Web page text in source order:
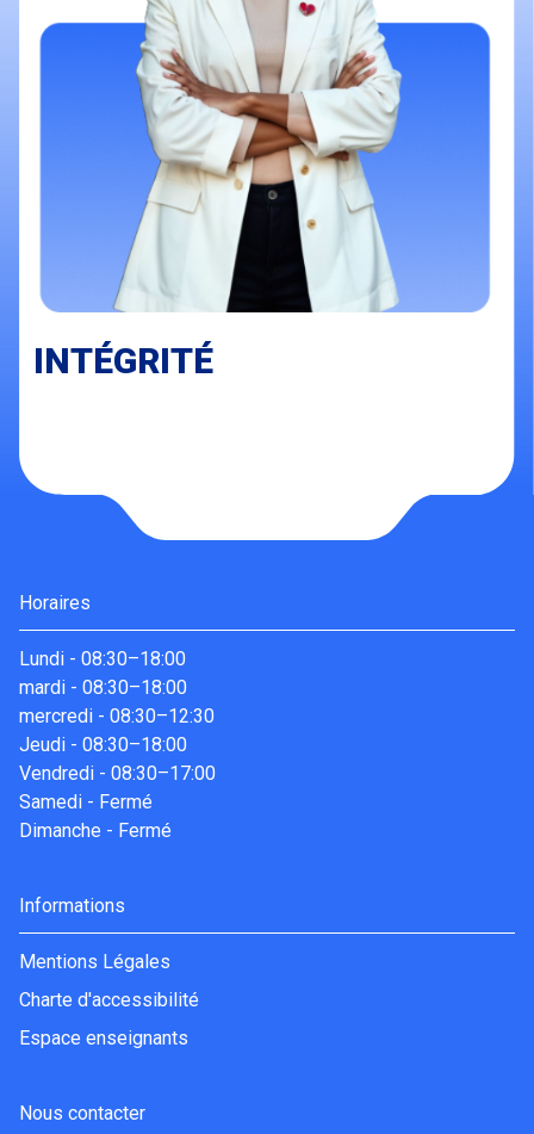
INTÉGRITÉ
Horaires
Lundi - 08:30–18:00
mardi - 08:30–18:00
mercredi - 08:30–12:30
Jeudi - 08:30–18:00
Vendredi - 08:30–17:00
Samedi - Fermé
Dimanche - Fermé
Informations
Mentions Légales
Charte d'accessibilité
Espace enseignants
Nous contacter